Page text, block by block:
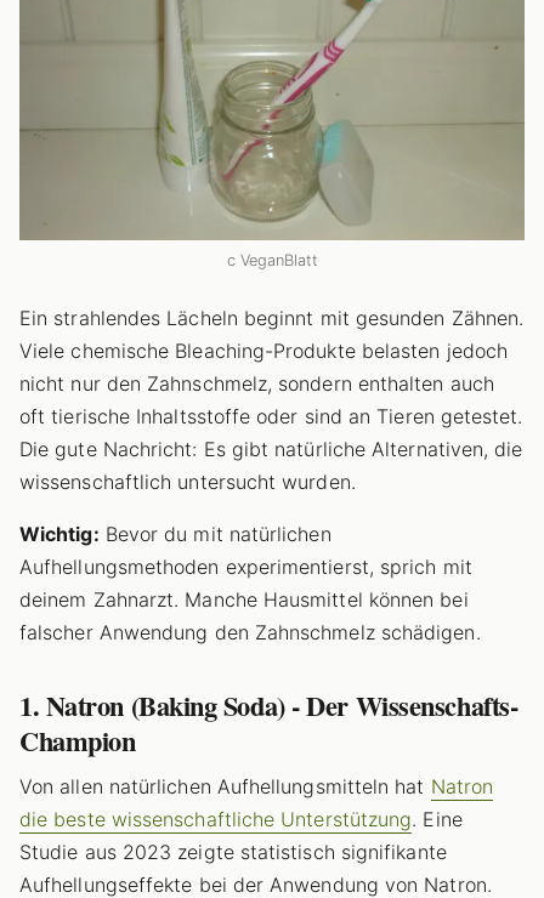
c VeganBlatt
Ein strahlendes Lächeln beginnt mit gesunden Zähnen.
Viele chemische Bleaching-Produkte belasten jedoch
nicht nur den Zahnschmelz, sondern enthalten auch
oft tierische Inhaltsstoffe oder sind an Tieren getestet.
Die gute Nachricht: Es gibt natürliche Alternativen, die
wissenschaftlich untersucht wurden.
Wichtig: Bevor du mit natürlichen
Aufhellungsmethoden experimentierst, sprich mit
deinem Zahnarzt. Manche Hausmittel können bei
falscher Anwendung den Zahnschmelz schädigen.
1. Natron (Baking Soda) - Der Wissenschafts-
Champion
Von allen natürlichen Aufhellungsmitteln hat Natron
die beste wissenschaftliche Unterstützung. Eine
Studie aus 2023 zeigte statistisch signifikante
Aufhellungseffekte bei der Anwendung von Natron.